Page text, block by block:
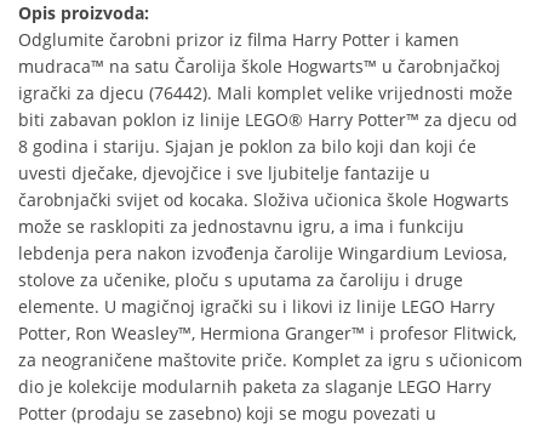
Opis proizvoda:
Odglumite čarobni prizor iz filma Harry Potter i kamen
mudraca™ na satu Čarolija škole Hogwarts™ u čarobnjačkoj
igrački za djecu (76442). Mali komplet velike vrijednosti može
biti zabavan poklon iz linije LEGO® Harry Potter™ za djecu od
8 godina i stariju. Sjajan je poklon za bilo koji dan koji će
uvesti dječake, djevojčice i sve ljubitelje fantazije u
čarobnjački svijet od kocaka. Složiva učionica škole Hogwarts
može se rasklopiti za jednostavnu igru, a ima i funkciju
lebdenja pera nakon izvođenja čarolije Wingardium Leviosa,
stolove za učenike, ploču s uputama za čaroliju i druge
elemente. U magičnoj igrački su i likovi iz linije LEGO Harry
Potter, Ron Weasley™, Hermiona Granger™ i profesor Flitwick,
za neograničene maštovite priče. Komplet za igru s učionicom
dio je kolekcije modularnih paketa za slaganje LEGO Harry
Potter (prodaju se zasebno) koji se mogu povezati u